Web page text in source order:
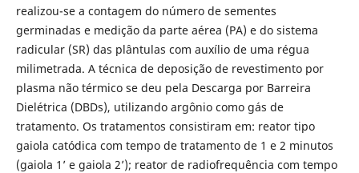
realizou-se a contagem do número de sementes
germinadas e medição da parte aérea (PA) e do sistema
radicular (SR) das plântulas com auxílio de uma régua
milimetrada. A técnica de deposição de revestimento por
plasma não térmico se deu pela Descarga por Barreira
Dielétrica (DBDs), utilizando argônio como gás de
tratamento. Os tratamentos consistiram em: reator tipo
gaiola catódica com tempo de tratamento de 1 e 2 minutos
(gaiola 1’ e gaiola 2’); reator de radiofrequência com tempo